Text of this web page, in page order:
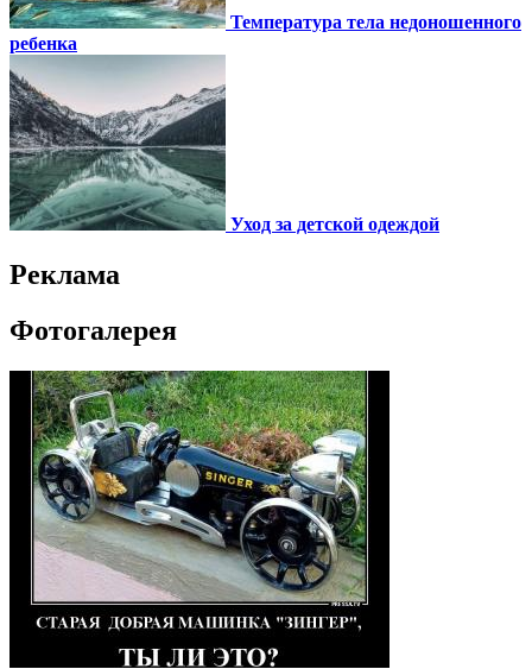
Температура тела недоношенного
ребенка
Уход за детской одеждой
Реклама
Фотогалерея